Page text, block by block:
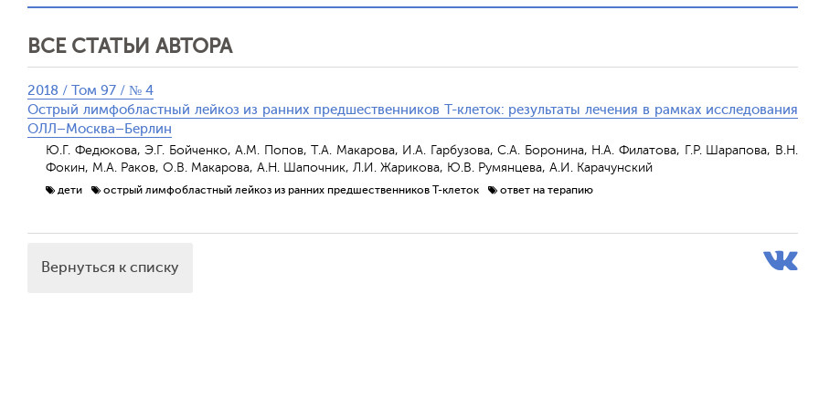
ВСЕ СТАТЬИ АВТОРА
2018 / Том 97 / № 4
Острый лимфобластный лейкоз из ранних предшественников Т-клеток: результаты лечения в рамках исследования
ОЛЛ–Москва–Берлин
Ю.Г. Федюкова, Э.Г. Бойченко, А.М. Попов, Т.А. Макарова, И.А. Гарбузова, С.А. Боронина, Н.А. Филатова, Г.Р. Шарапова, В.Н.
Фокин, М.А. Раков, О.В. Макарова, А.Н. Шапочник, Л.И. Жарикова, Ю.В. Румянцева, А.И. Карачунский
дети острый лимфобластный лейкоз из ранних предшественников Т-клеток ответ на терапию
Вернуться к списку